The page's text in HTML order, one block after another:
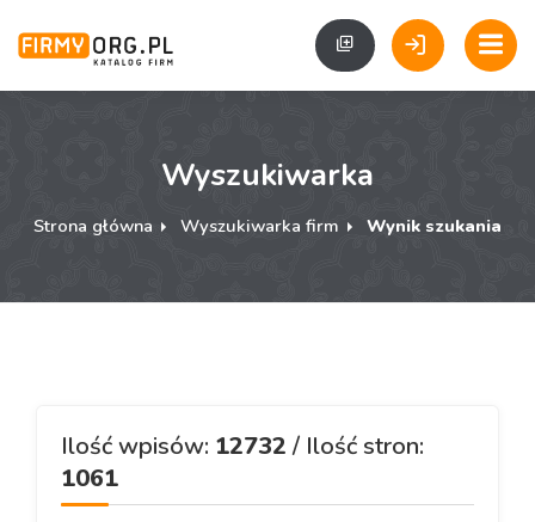
Wyszukiwarka
Strona główna Wyszukiwarka firm Wynik szukania
Ilość wpisów: 12732 / Ilość stron:
1061